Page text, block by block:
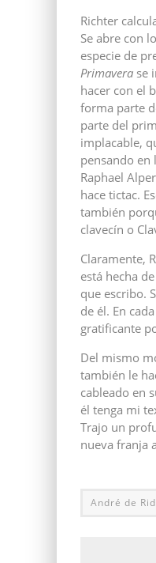
Richter
Se abre con
especie de
Primavera se
hacer con el
forma parte
parte del
implacable,
pensando en
Raphael
hace tictac.
también
clavecín o
Claramente,
está hecha
que escribo.
de él. En
gratificante
Del mismo
también le
cableado en
él tenga mi
Trajo un
nueva franja
André de